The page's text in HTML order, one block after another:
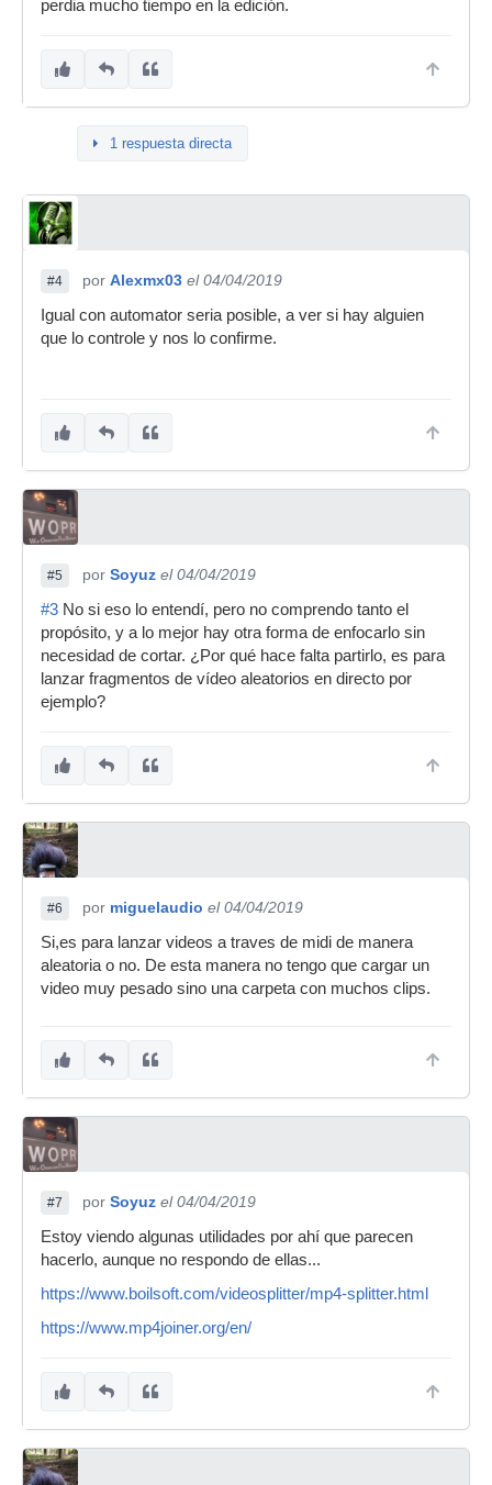
perdia mucho tiempo en la edición.
1 respuesta directa
#4 por Alexmx03 el 04/04/2019
Igual con automator seria posible, a ver si hay alguien
que lo controle y nos lo confirme.
#5 por Soyuz el 04/04/2019
#3 No si eso lo entendí, pero no comprendo tanto el
propósito, y a lo mejor hay otra forma de enfocarlo sin
necesidad de cortar. ¿Por qué hace falta partirlo, es para
lanzar fragmentos de vídeo aleatorios en directo por
ejemplo?
#6 por miguelaudio el 04/04/2019
Si,es para lanzar videos a traves de midi de manera
aleatoria o no. De esta manera no tengo que cargar un
video muy pesado sino una carpeta con muchos clips.
#7 por Soyuz el 04/04/2019
Estoy viendo algunas utilidades por ahí que parecen
hacerlo, aunque no respondo de ellas...
https://www.boilsoft.com/videosplitter/mp4-splitter.html
https://www.mp4joiner.org/en/